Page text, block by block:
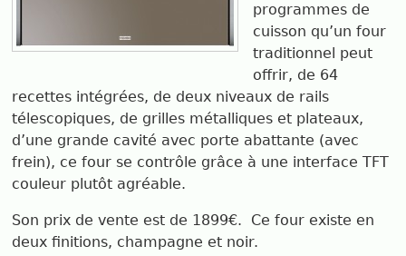
programmes de
cuisson qu’un four
traditionnel peut
offrir, de 64
recettes intégrées, de deux niveaux de rails
télescopiques, de grilles métalliques et plateaux,
d’une grande cavité avec porte abattante (avec
frein), ce four se contrôle grâce à une interface TFT
couleur plutôt agréable.
Son prix de vente est de 1899€.
Ce four existe en
deux finitions, champagne et noir.